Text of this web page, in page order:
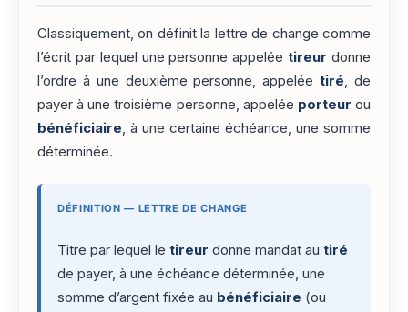
Classiquement, on définit la lettre de change comme
l’écrit par lequel une personne appeléetireur donne
l’ordre à une deuxième personne, appeléetiré, de
payer à une troisième personne, appelée porteur ou
bénéficiaire, à une certaine échéance, une somme
déterminée.
DÉFINITION — LETTRE DE CHANGE
Titre par lequel le tireur donne mandat au tiré
de payer, à une échéance déterminée, une
somme d’argent fixée au bénéficiaire (ou